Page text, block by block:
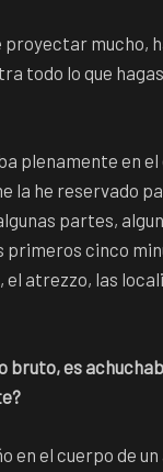
proyectar mucho,
todo lo que
plenamente en el
la he reservado
partes,
primeros cinco
atrezzo, las
bruto, es
en el cuerpo de